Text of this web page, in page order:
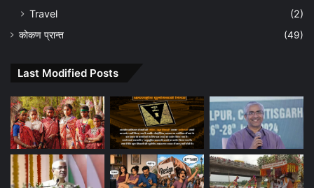
Travel
(2)
कोकण प्रान्त (49)
Last Modified Posts